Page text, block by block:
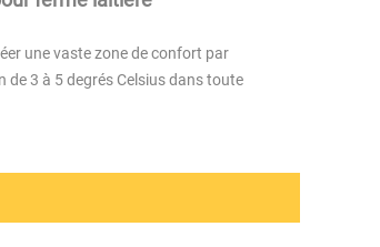
une vaste zone de confort par
3 à 5 degrés Celsius dans toute